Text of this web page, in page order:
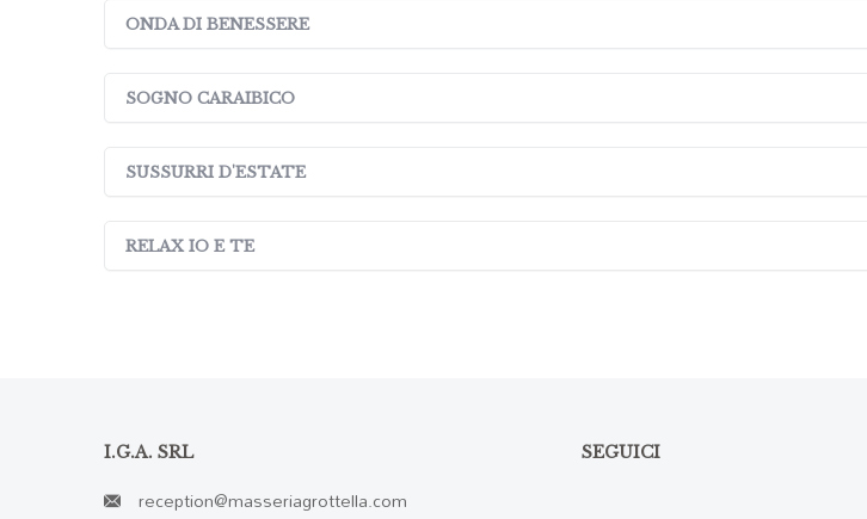
ONDA DI BENESSERE
SOGNO CARAIBICO
SUSSURRI D'ESTATE
RELAX IO E TE
I.G.A. SRL
reception@masseriagrottella.com
SEGUICI